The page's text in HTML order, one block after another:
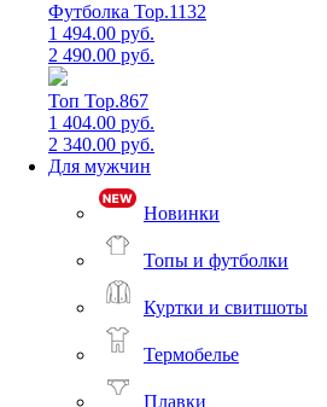
Футболка Top.1132
1 494.00 руб.
2 490.00 руб.
Топ Top.867
1 404.00 руб.
2 340.00 руб.
Для мужчин
Новинки
Топы и футболки
Куртки и свитшоты
Термобелье
Плавки